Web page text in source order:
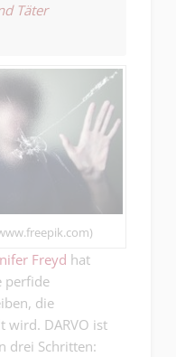
Täter
Freyd hat
perfide
die
wird. DARVO ist
drei Schritten: